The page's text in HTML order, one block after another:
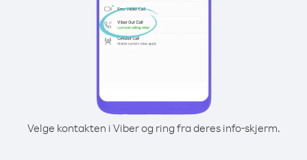
Velge kontakten i Viber og ring fra deres info-skjerm.